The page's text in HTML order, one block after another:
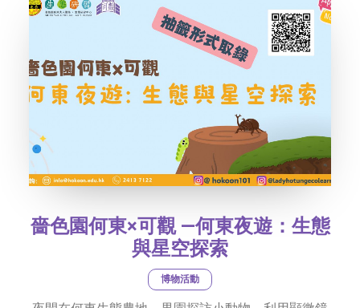
嗇色園何東×可觀 —何東夜遊：生態
與星空探索
博物活動